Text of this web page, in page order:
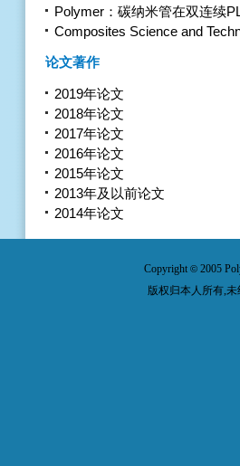
Polymer：碳纳米管在双连续
Composites Science and
论文著作
2019年论文
2018年论文
2017年论文
2016年论文
2015年论文
2013年及以前论文
2014年论文
Copyright© 2005
版权归本人所有,